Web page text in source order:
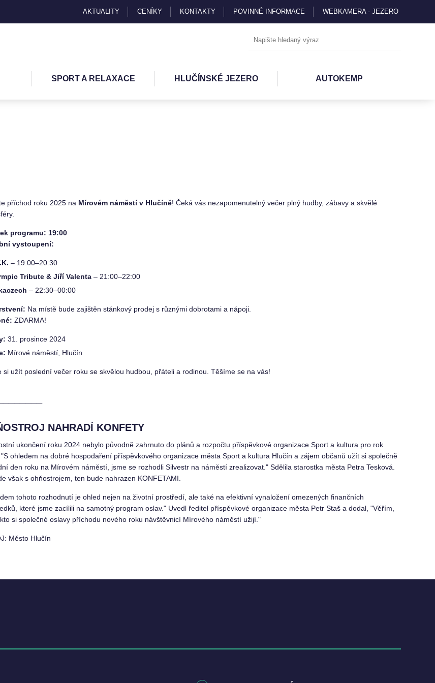
AKTUALITY CENÍKY KONTAKTY POVINNÉ INFORMACE WEBKAMERA - JEZERO
SPORT A RELAXACE HLUČÍNSKÉ JEZERO AUTOKEMP
příchod roku 2025 na Mírovém náměstí v Hlučíně! Čeká vás nezapomenutelný večer plný hudby, zábavy a skvělé
programu: 19:00
vystoupení:
– 19:00–20:30
Tribute & Jiří Valenta – 21:00–22:00
– 22:30–00:00
Na místě bude zajištěn stánkový prodej s různými dobrotami a nápoji.
ZDARMA!
31. prosince 2024
Mírové náměstí, Hlučín
si užít poslední večer roku se skvělou hudbou, přáteli a rodinou. Těšíme se na vás!
NAHRADÍ KONFETY
ukončení roku 2024 nebylo původně zahrnuto do plánů a rozpočtu příspěvkové organizace Sport a kultura pro rok
ohledem na dobré hospodaření příspěvkového organizace města Sport a kultura Hlučín a zájem občanů užít si společně
den roku na Mírovém náměstí, jsme se rozhodli Silvestr na náměstí zrealizovat." Sdělila starostka města Petra Tesková.
však s ohňostrojem, ten bude nahrazen KONFETAMI.
tohoto rozhodnutí je ohled nejen na životní prostředí, ale také na efektivní vynaložení omezených finančních
které jsme zacílili na samotný program oslav." Uvedl ředitel příspěvkové organizace města Petr Staš a dodal, "Věřím,
si společné oslavy příchodu nového roku návštěvnicí Mírového náměstí užijí."
Město Hlučín